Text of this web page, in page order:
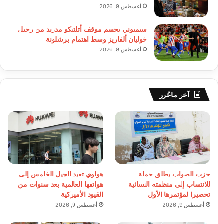
أغسطس 9, 2026
سيميوني يحسم موقف أتلتيكو مدريد من رحيل
خوليان ألفاريز وسط اهتمام برشلونة
أغسطس 9, 2026
آخر ماحُرر
حزب الصواب يطلق حملة
للانتساب إلى منظمته النسائية
تحضيرا لمؤتمرها الأول
أغسطس 9, 2026
هواوي تعيد الجيل الخامس إلى
هواتفها العالمية بعد سنوات من
القيود الأميركية
أغسطس 9, 2026